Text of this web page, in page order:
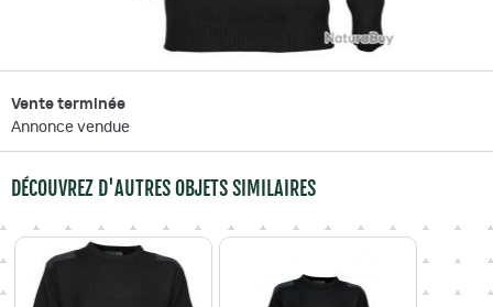
Vente terminée
Annonce vendue
DÉCOUVREZ D'AUTRES OBJETS SIMILAIRES